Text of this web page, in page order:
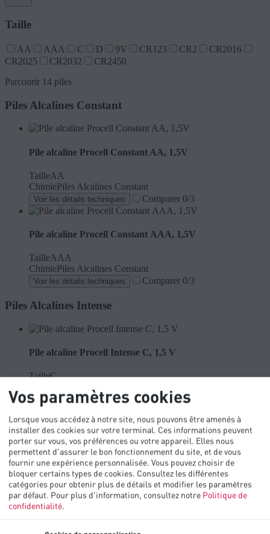
Taille
AA AAA C D 9V CR123 CR2
CR2016
CR2025
CR2032
CR2450
Parcourir 14 piles
Piles Alcalines Constant
Pile alcaline Procell Constant AA, 1,5V
TailleAA
ChimiePiles Alcalines Constant
Voir les détails techniques Comparer 0/3
Pile alcaline Procell Constant AAA, 1,5V
TailleAAA
ChimiePiles Alcalines Constant
Voir les détails techniques Comparer 0/3
Piles Alcalines Intense
Pile alcaline Procell Intense C, 1,5 V
TailleC
Voir les détails techniques Comparer 0/3
Pile alcaline Procell Intense 9V
Taille 9V
ChimiePiles Alcalines Intense
Voir les détails techniques Comparer 0/3
Vos paramètres cookies
Lorsque vous accédez à notre site, nous pouvons être amenés à
installer des cookies sur votre terminal. Ces informations peuvent
porter sur vous, vos préférences ou votre appareil. Elles nous
permettent d'assurer le bon fonctionnement du site, et de vous
fournir une expérience personnalisée. Vous pouvez choisir de
bloquer certains types de cookies. Consultez les différentes
catégories pour obtenir plus de détails et modifier les paramètres
par défaut. Pour plus d'information, consultez notre Politique de
confidentialité